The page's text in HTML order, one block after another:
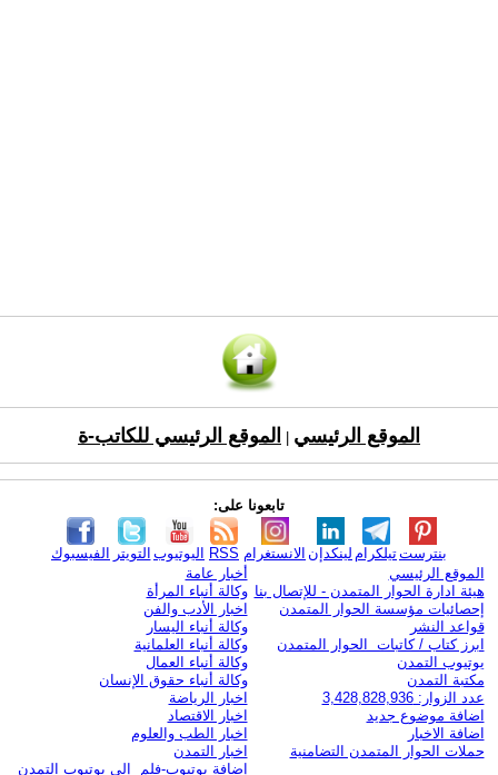
الموقع الرئيسي الموقع الرئيسي للكاتب-ة
تابعونا على:
الفيسبوك التويتر اليوتيوب RSS الانستغرام لينكدإن تيلكرامبنترست
الموقع الرئيسي
هيئة ادارة الحوار المتمدن - للإتصال بنا
إحصائيات مؤسسة الحوار المتمدن
قواعد النشر
ابرز كتاب / كاتبات الحوار المتمدن
يوتيوب التمدن
مكتبة التمدن
عدد الزوار: 3,428,828,936
اضافة موضوع جديد
اضافة الاخبار
حملات الحوار المتمدن التضامنية
أخبار عامة
وكالة أنباء المرأة
اخبار الأدب والفن
وكالة أنباء اليسار
وكالة أنباء العلمانية
وكالة أنباء العمال
وكالة أنباء حقوق الإنسان
اخبار الرياضة
اخبار الاقتصاد
اخبار الطب والعلوم
اخبار التمدن
إضافة يوتيوب-فلم إلى يوتيوب التمدن